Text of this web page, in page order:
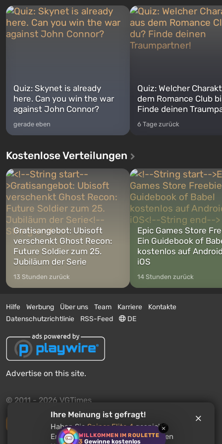
WILLKOMMEN IM ROULETTE
3 Gewinne kostenlos
×
Quiz: Skynet is already
here. Can you win the war
against John Connor?
gerade eben
Quiz: Welcher
dem Romance Club
Finde deinen
6 Tage zurück
Kostenlose Verteilungen
Gratisangebot: Ubisoft
verschenkt Ghost Recon:
Future Soldier zum 25.
Jubiläum der Serie
13 Stunden zurück
Epic Games Store
Ein Guidebook of
kostenlos auf
iOS
14 Stunden zurück
Hilfe Werbung Über uns Team Karriere
Kontakte
Datenschutzrichtlinie
RSS-Feed DE
Advertise on this site.
© 2011 - 2026 VGTimes
Vollständige Version
Ihre Meinung ist gefragt!
Haben SieSniper Elite 4gespielt?
Empfehlen Sie dieses Spiel anderen